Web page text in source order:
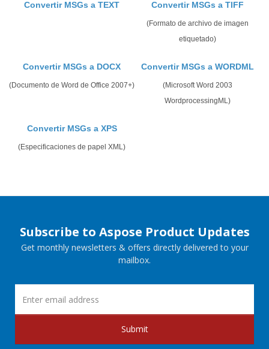
Convertir MSGs a TEXT Convertir MSGs a TIFF
(Formato de archivo de imagen
etiquetado)
Convertir MSGs a DOCX
(Documento de Word de Office 2007+)
Convertir MSGs a WORDML
(Microsoft Word 2003
WordprocessingML)
Convertir MSGs a XPS
(Especificaciones de papel XML)
Subscribe to Aspose Product Updates
Get monthly newsletters & offers directly delivered to your
mailbox.
Submit